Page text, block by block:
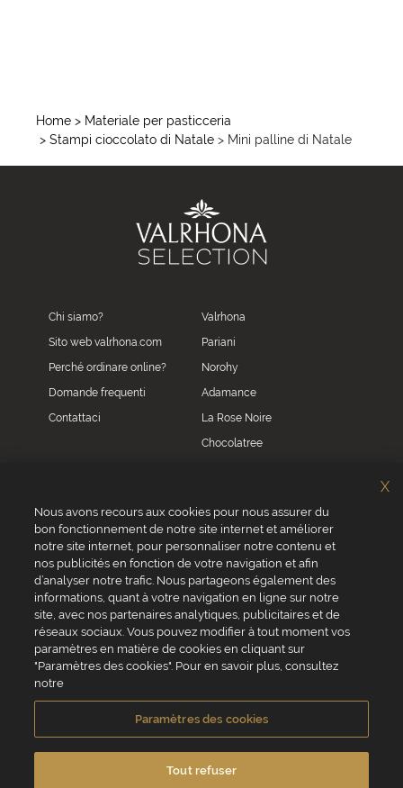
Home > Materiale per pasticceria
> Stampi cioccolato di Natale > Mini palline di Natale
Chi siamo?
Sito web valrhona.com
Perché ordinare online?
Domande frequenti
Contattaci
Valrhona
Pariani
Norohy
Adamance
La Rose Noire
Chocolatree
Servizio clienti
0039 02 82 94 01 46
Da lunedì a venerdì dalle 8.30 alle 17.30
VALRHONA SAS - 12 Avenue PRESIDENT ROOSEVELT 26600 TAIN
Condizioni generali di vendita Informativa Cookies
Informativa sulla privacy Informazioni legali
Nous avons recours aux cookies pour nous assurer du
bon fonctionnement de notre site internet et améliorer
notre site internet, pour personnaliser notre contenu et
nos publicités en fonction de votre navigation et afin
d’analyser notre trafic. Nous partageons également des
informations, quant à votre navigation en ligne sur notre
site, avec nos partenaires analytiques, publicitaires et de
réseaux sociaux. Vous pouvez modifier à tout moment vos
paramètres en matière de cookies en cliquant sur
"Paramètres des cookies". Pour en savoir plus, consultez
notre
Paramètres des cookies
Tout refuser
X